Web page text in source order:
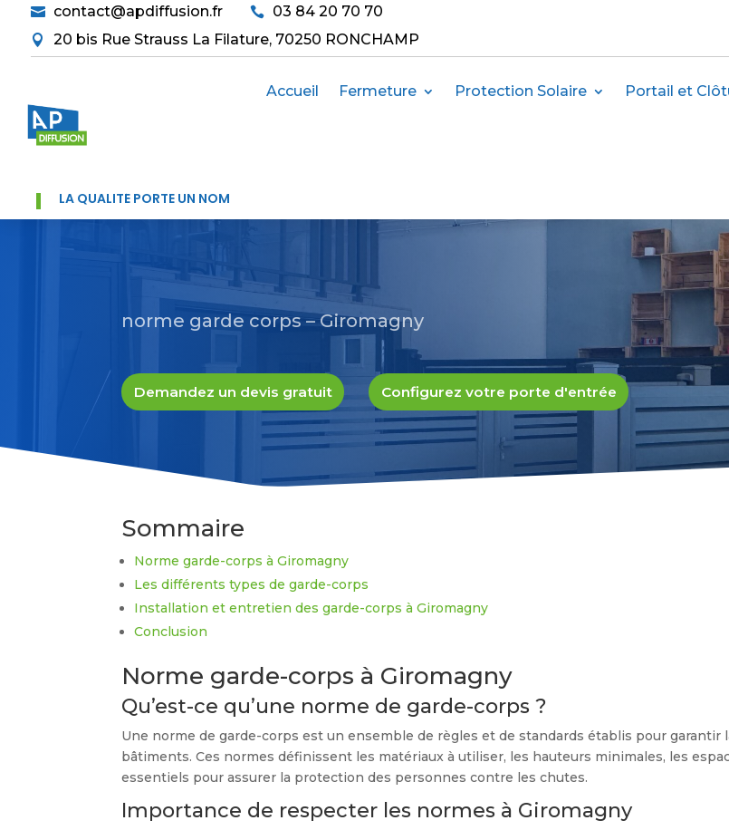
 contact@apdiffusion.fr  03 84 20 70 70
 20 bis Rue Strauss La Filature, 70250 RONCHAMP
Accueil Fermeture Protection Solaire Portail et
LA QUALITÉ PORTE UN NOM
norme garde corps – Giromagny
Demandez un devis gratuit Configurez votre porte d'entrée
Sommaire
Norme garde-corps à Giromagny
Les différents types de garde-corps
Installation et entretien des garde-corps à Giromagny
Conclusion
Norme garde-corps à Giromagny
Qu’est-ce qu’une norme de garde-corps ?
Une norme de garde-corps est un ensemble de règles et de standards établis pour
bâtiments. Ces normes définissent les matériaux à utiliser, les hauteurs minimales, les
essentiels pour assurer la protection des personnes contre les chutes.
Importance de respecter les normes à Giromagny